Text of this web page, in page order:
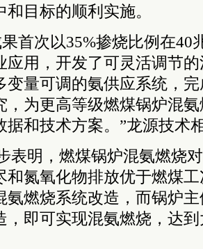
目标的顺利实施。
首次以35%掺烧比例在40
应用，开发了可灵活调节
变量可调的氨供应系统，
，为更高等级燃煤锅炉混
据和技术方案。”龙源技术
表明，燃煤锅炉混氨燃烧
和氮氧化物排放优于燃煤
氨燃烧系统改造，而锅炉
，即可实现混氨燃烧，达